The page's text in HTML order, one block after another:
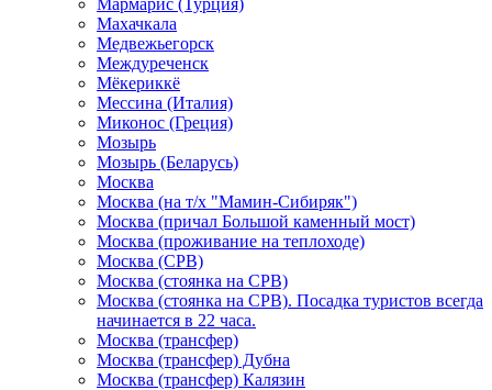
Мармарис (Турция)
Махачкала
Медвежьегорск
Междуреченск
Мёкериккё
Мессина (Италия)
Миконос (Греция)
Мозырь
Мозырь (Беларусь)
Москва
Москва (на т/х "Мамин-Сибиряк")
Москва (причал Большой каменный мост)
Москва (проживание на теплоходе)
Москва (СРВ)
Москва (стоянка на СРВ)
Москва (стоянка на СРВ). Посадка туристов всегда
начинается в 22 часа.
Москва (трансфер)
Москва (трансфер) Дубна
Москва (трансфер) Калязин